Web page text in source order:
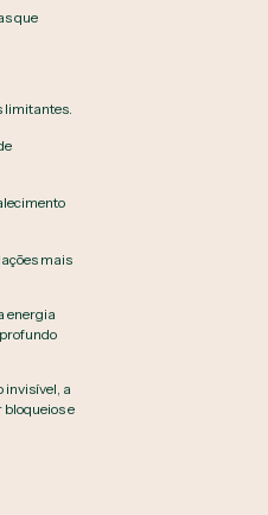
que
limitantes.
mais
energia
invisível, a
e